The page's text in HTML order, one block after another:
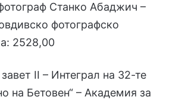
Станко Абаджич –
фотографско
2528,00
II – Интеграл на 32-те
на Бетовен“ – Академия за